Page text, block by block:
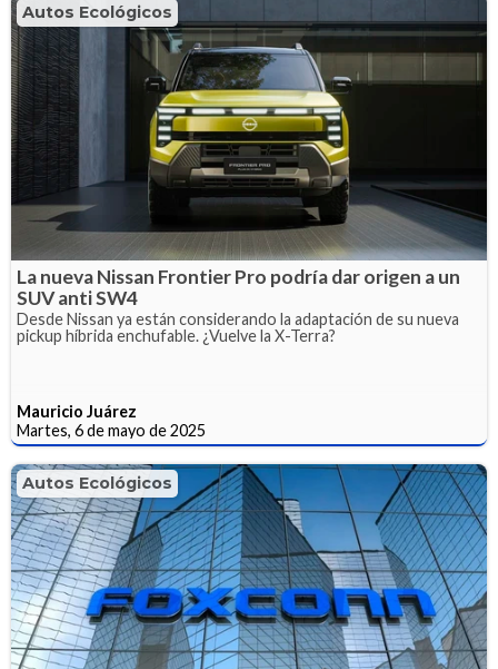
Autos Ecológicos
La nueva Nissan Frontier Pro podría dar origen a un
SUV anti SW4
Desde Nissan ya están considerando la adaptación de su nueva
pickup híbrida enchufable. ¿Vuelve la X-Terra?
Mauricio Juárez
Martes, 6 de mayo de 2025
Autos Ecológicos